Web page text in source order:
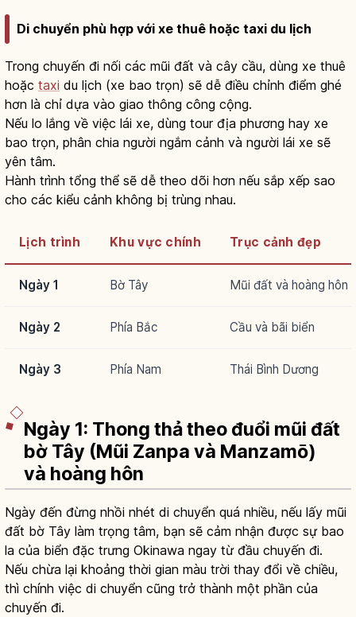
Di chuyển phù hợp với xe thuê hoặc taxi du lịch
Trong chuyến đi nối các mũi đất và cây cầu, dùng xe thuê
hoặc taxi du lịch (xe bao trọn) sẽ dễ điều chỉnh điểm ghé
hơn là chỉ dựa vào giao thông công cộng.
Nếu lo lắng về việc lái xe, dùng tour địa phương hay xe
bao trọn, phân chia người ngắm cảnh và người lái xe sẽ
yên tâm.
Hành trình tổng thể sẽ dễ theo dõi hơn nếu sắp xếp sao
cho các kiểu cảnh không bị trùng nhau.
Lịch trình Khu vực chính Trục cảnh đẹp
Ngày 1 Bờ Tây Mũi đất và hoàng hôn
Ngày 2 Phía Bắc Cầu và bãi biển
Ngày 3 Phía Nam Thái Bình Dương
Ngày 1: Thong thả theo đuổi mũi đất
bờ Tây (Mũi Zanpa và Manzamō)
và hoàng hôn
Ngày đến đừng nhồi nhét di chuyển quá nhiều, nếu lấy mũi
đất bờ Tây làm trọng tâm, bạn sẽ cảm nhận được sự bao
la của biển đặc trưng Okinawa ngay từ đầu chuyến đi.
Nếu chừa lại khoảng thời gian màu trời thay đổi về chiều,
thì chính việc di chuyển cũng trở thành một phần của
chuyến đi.